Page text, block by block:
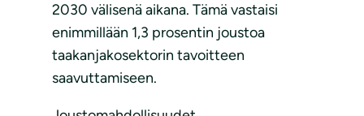
2030 välisenä aikana. Tämä vastaisi
enimmillään 1,3 prosentin joustoa
taakanjakosektorin tavoitteen
saavuttamiseen.